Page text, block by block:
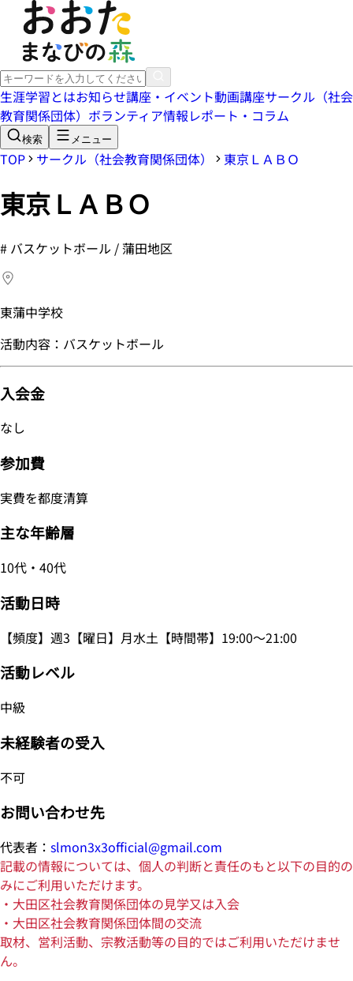
生涯学習とはお知らせ講座・イベント動画講座サークル（社会
教育関係団体） ボランティア情報レポート・コラム
検索 メニュー
TOP サークル（社会教育関係団体） 東京ＬＡＢＯ
東京ＬＡＢＯ
# バスケットボール / 蒲田地区
東蒲中学校
活動内容：バスケットボール
入会金
なし
参加費
実費を都度清算
主な年齢層
10代・40代
活動日時
【頻度】週3【曜日】月水土【時間帯】19:00～21:00
活動レベル
中級
未経験者の受入
不可
お問い合わせ先
代表者： slmon3x3official@gmail.com
記載の情報については、個人の判断と責任のもと以下の目的の
みにご利用いただけます。
・大田区社会教育関係団体の見学又は入会
・大田区社会教育関係団体間の交流
取材、営利活動、宗教活動等の目的ではご利用いただけませ
ん。